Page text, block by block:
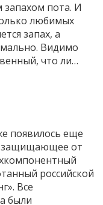
запахом пота. И
любимых
запах, а
Видимо
что ли…
появилось еще
защищающее от
российской
Все
были